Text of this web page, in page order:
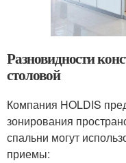
Разновидности
столовой
Компания HOLDIS
зонирования
спальни могут
приемы: